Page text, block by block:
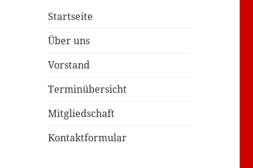
Startseite
Über uns
Vorstand
Terminübersicht
Mitgliedschaft
Kontaktformular